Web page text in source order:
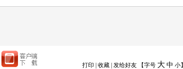
打印 收藏 发给好友 【字号 大 中 小】